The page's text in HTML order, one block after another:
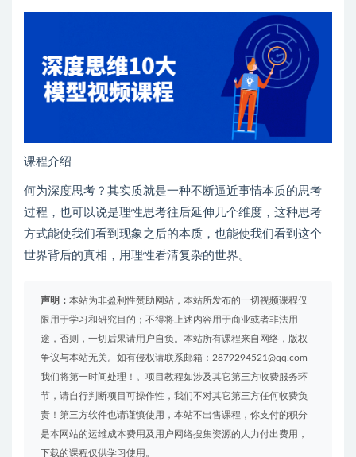
课程介绍
何为深度思考？其实质就是一种不断逼近事情本质的思考
过程，也可以说是理性思考往后延伸几个维度，这种思考
方式能使我们看到现象之后的本质，也能使我们看到这个
世界背后的真相，用理性看清复杂的世界。
声明： 本站为非盈利性赞助网站，本站所发布的一切视频课程仅
限用于学习和研究目的；不得将上述内容用于商业或者非法用
途，否则，一切后果请用户自负。本站所有课程来自网络，版权
争议与本站无关。如有侵权请联系邮箱：2879294521@qq.com
我们将第一时间处理！。项目教程如涉及其它第三方收费服务环
节，请自行判断项目可操作性，我们不对其它第三方任何收费负
责！第三方软件也请谨慎使用，本站不出售课程，你支付的积分
是本网站的运维成本费用及用户网络搜集资源的人力付出费用，
下载的课程仅供学习使用。